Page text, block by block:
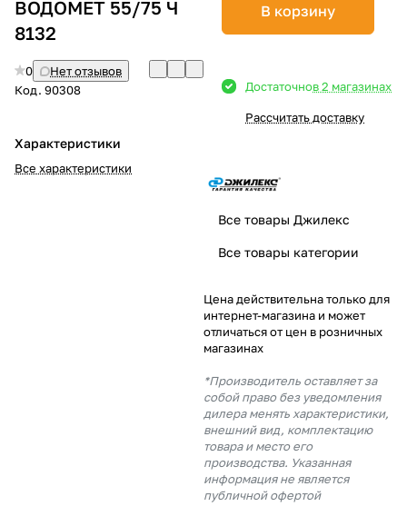
ВОДОМЕТ 55/75 Ч
8132
0
Нет отзывов
Код. 90308
Характеристики
Все характеристики
В корзину
Достаточнов 2 магазинах
Рассчитать доставку
Все товары Джилекс
Все товары категории
Цена действительна только для
интернет-магазина и может
отличаться от цен в розничных
магазинах
*Производитель оставляет за
собой право без уведомления
дилера менять характеристики,
внешний вид, комплектацию
товара и место его
производства. Указанная
информация не является
публичной офертой
Добавляйте товары
Оплачивайте сегодня только
% картой любого банка
% будут
с вашей карты